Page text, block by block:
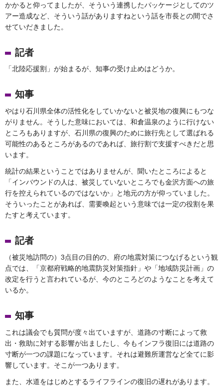
かかると仰ってましたが、そういう連携したパッケージとしてのツ
アー造成など、そういう話がありますねという話を市長との間でさ
せていだきました。
記者
「北陸応援割」が始まるが、知事の受け止めはどうか。
知事
やはり石川県全体の活性化をしていかないと被災地の復興にもつな
がりません。そうした意味においては、和倉温泉のように行けない
ところもありますが、石川県の復興のために旅行先として選ばれる
可能性のあるところがあるのであれば、旅行割で支援すべきだと思
います。
統計の結果ということではありませんが、聞いたところによると
「インバウンドの人は、被災していないところでも金沢方面への旅
行を控えられているのではないか」と地元の方が仰っていました。
そういったことがあれば、需要喚起という意味では一定の役割を果
たすと考えています。
記者
（被災地訪問の）3点目の目的の、府の地震対策につなげるという観
点では、「京都府戦略的地震防災対策指針」や「地域防災計画」の
改定を行うと言われているが、今のところどのようなことを考えて
いるか。
知事
これは議会でも質問が度々出ていますが、道路の寸断によって救
出・救助に対する影響が出ましたし、今もインフラ復旧には道路の
寸断が一つの課題になっています。それは避難所運営など全てに影
響しています。そこが一つあります。
また、水道をはじめとするライフラインの復旧の遅れがあります。